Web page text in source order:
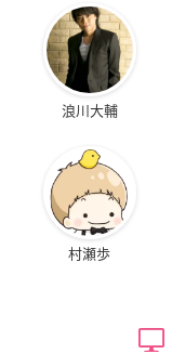
浪川大輔
村瀬歩